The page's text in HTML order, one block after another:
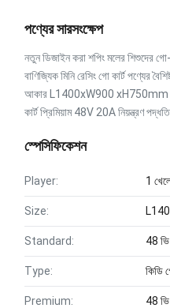
পণ্যের সারসংক্ষেপ
নতুন ডিজাইন করা শপিং মলের শিশুদের
বাণিজ্যিক মিনি রেসিং গো কার্ট পণ্যের
আকার L1400xW900 xH750mm
কার্ট প্রিমিয়াম 48V 20A নিয়ন্ত্রণ পদ্ধতি
স্পেসিফিকেশন
Player: 1
Size:
Standard: 48
Type: কিডি
Premium: 48